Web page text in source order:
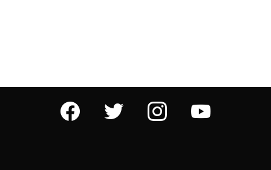
facebook twitter instagram youtube